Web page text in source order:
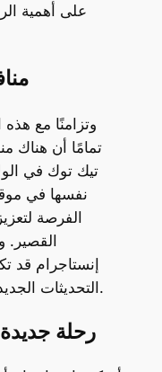
على أهمية
وتزامنًا مع
تمامًا أن هناك
تيك توك في
نفسها في
الفرصة
القصير.
إنستاجرام قد
التحديثات الجديدة التي تجعل المنصة أكثر جاذبية.
رحلة